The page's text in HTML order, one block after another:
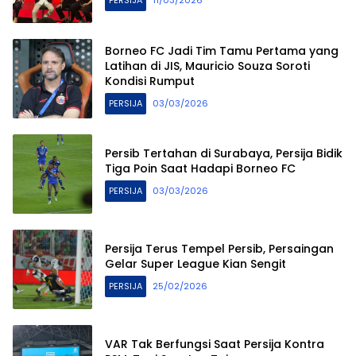
Borneo FC Jadi Tim Tamu Pertama yang
Latihan di JIS, Mauricio Souza Soroti
Kondisi Rumput
PERSIJA 03/03/2026
Persib Tertahan di Surabaya, Persija Bidik
Tiga Poin Saat Hadapi Borneo FC
PERSIJA 03/03/2026
Persija Terus Tempel Persib, Persaingan
Gelar Super League Kian Sengit
PERSIJA 25/02/2026
VAR Tak Berfungsi Saat Persija Kontra